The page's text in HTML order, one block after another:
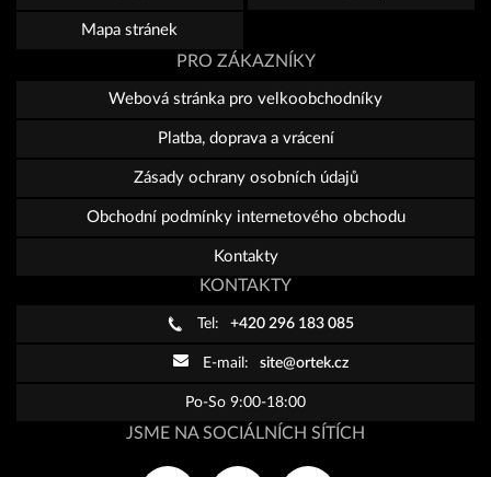
Mapa stránek
PRO ZÁKAZNÍKY
Webová stránka pro velkoobchodníky
Platba, doprava a vrácení
Zásady ochrany osobních údajů
Obchodní podmínky internetového obchodu
Kontakty
KONTAKTY
Tel: +420 296 183 085
E-mail: site@ortek.cz
Po-So 9:00-18:00
JSME NA SOCIÁLNÍCH SÍTÍCH